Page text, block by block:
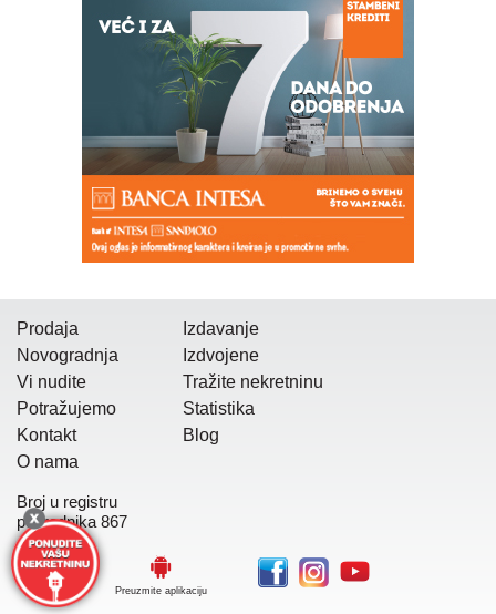
Prodaja
Izdavanje
Novogradnja
Izdvojene
Vi nudite
Tražite nekretninu
Potražujemo
Statistika
Kontakt
Blog
O nama
Broj u registru
posrednika 867
Preuzmite aplikaciju